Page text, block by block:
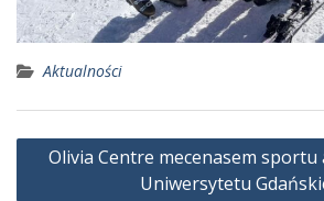
Aktualności
Nawigacja
Olivia Centre mecenasem sportu
Uniwersytetu